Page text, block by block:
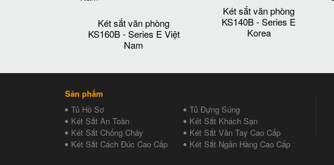
Két sắt văn phòng
KS160B - Series E Việt
Nam
Két sắt văn phòng
KS140B - Series E
Korea
Sản phẩm
Tủ Hồ Sơ
Tủ Đựng Súng
Két Sắt An Toàn
Két Sắt Khách Sạn
Két Sắt Chống Cháy
Két Sắt Vân Tay Cao Cấp
Két Sắt Cách Đúc Cao Cấp
Két Sắt Ngân Hàng Cao Cấp